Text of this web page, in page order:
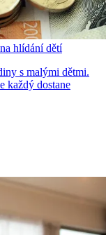
hlídání dětí
s malými dětmi.
každý dostane